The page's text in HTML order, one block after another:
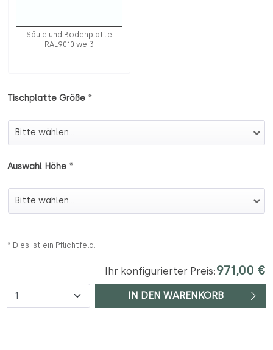
Säule und Bodenplatte
RAL9010 weiß
Tischplatte Größe *
Tischplatte Größe
Auswahl Höhe *
Auswahl Höhe
* Dies ist ein Pflichtfeld.
Ihr konfigurierter Preis:971,00 €
Anzahl IN DEN WARENKORB